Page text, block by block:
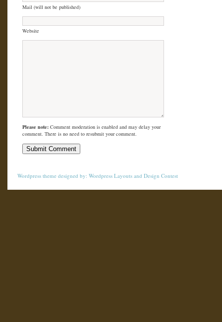
Mail (will not be published)
Website
Please note: Comment moderation is enabled and may delay your
comment. There is no need to resubmit your comment.
Wordpress theme designed by: Wordpress Layouts and Design Contest